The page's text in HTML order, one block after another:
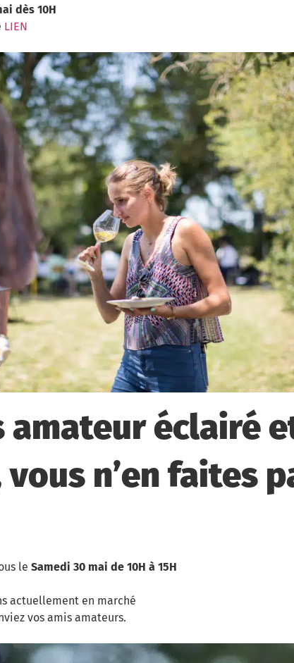
dès 10H
LIEN
amateur éclairé
n’en faites
le Samedi 30 mai de 10H à 15H
actuellement en marché
vos amis amateurs.